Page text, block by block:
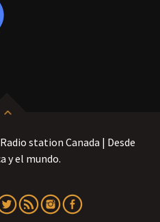
station Canada | Desde
y el mundo.